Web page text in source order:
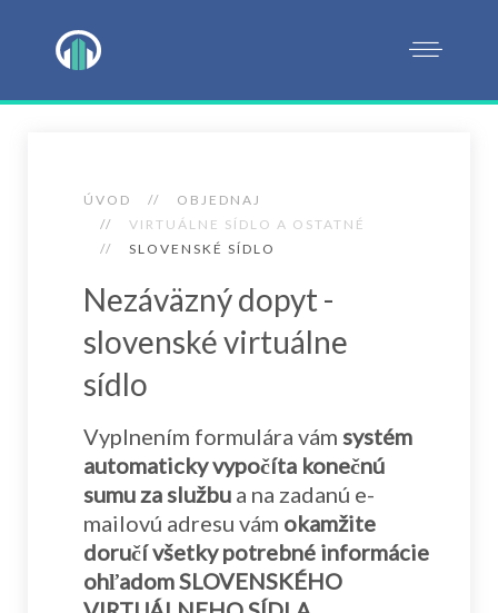
ÚVOD
OBJEDNAJ
VIRTUÁLNE SÍDLO A OSTATNÉ
SLOVENSKÉ SÍDLO
Nezáväzný dopyt -
slovenské virtuálne
sídlo
Vyplnením formulára vám systém
automaticky vypočíta konečnú
sumu za službu a na zadanú e-
mailovú adresu vám okamžite
doručí všetky potrebné informácie
ohľadom SLOVENSKÉHO